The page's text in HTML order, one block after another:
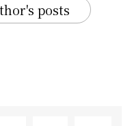
posts